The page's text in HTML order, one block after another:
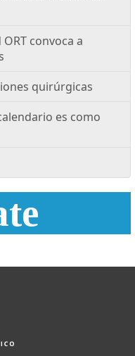
convoca a
quirúrgicas
es como